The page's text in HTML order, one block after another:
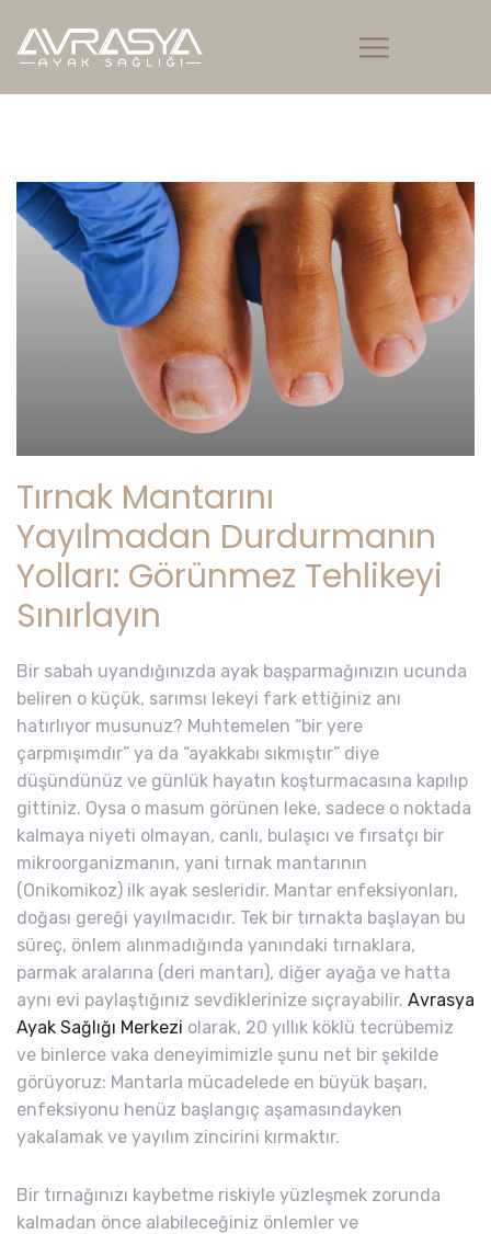
Tırnak Mantarını
Yayılmadan Durdurmanın
Yolları: Görünmez Tehlikeyi
Sınırlayın
Bir sabah uyandığınızda ayak başparmağınızın ucunda
beliren o küçük, sarımsı lekeyi fark ettiğiniz anı
hatırlıyor musunuz? Muhtemelen “bir yere
çarpmışımdır” ya da “ayakkabı sıkmıştır” diye
düşündünüz ve günlük hayatın koşturmacasına kapılıp
gittiniz. Oysa o masum görünen leke, sadece o noktada
kalmaya niyeti olmayan, canlı, bulaşıcı ve fırsatçı bir
mikroorganizmanın, yani tırnak mantarının
(Onikomikoz) ilk ayak sesleridir. Mantar enfeksiyonları,
doğası gereği yayılmacıdır. Tek bir tırnakta başlayan bu
süreç, önlem alınmadığında yanındaki tırnaklara,
parmak aralarına (deri mantarı), diğer ayağa ve hatta
aynı evi paylaştığınız sevdiklerinize sıçrayabilir. Avrasya
Ayak Sağlığı Merkezi olarak, 20 yıllık köklü tecrübemiz
ve binlerce vaka deneyimimizle şunu net bir şekilde
görüyoruz: Mantarla mücadelede en büyük başarı,
enfeksiyonu henüz başlangıç aşamasındayken
yakalamak ve yayılım zincirini kırmaktır.
Bir tırnağınızı kaybetme riskiyle yüzleşmek zorunda
kalmadan önce alabileceğiniz önlemler ve